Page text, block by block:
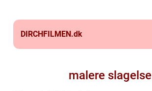
DIRCHFILMEN.dk
malere slagelse